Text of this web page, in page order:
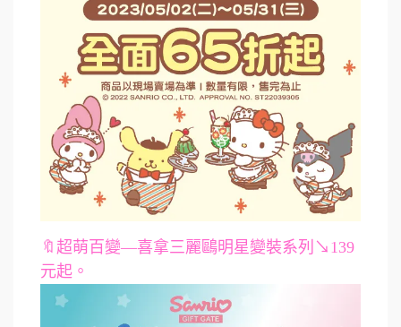
🔖超萌百變—喜拿三麗鷗明星變裝系列↘139
元起。